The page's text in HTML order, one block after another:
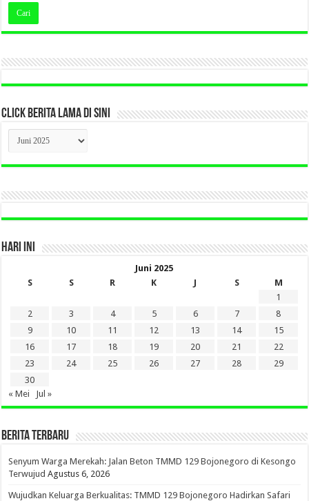
CLICK BERITA LAMA DI SINI
CLICK
BERITA
LAMA
DI
HARI INI
Juni 2025
S
S R K J S
M
1
2
3 4 5 6 7
8
9
10 11 12 13 14
15
16
17 18 19 20 21
22
23
24 25 26 27 28
29
30
« Mei
Jul »
BERITA TERBARU
Senyum Warga Merekah: Jalan Beton TMMD 129 Bojonegoro di Kesongo
Terwujud Agustus 6, 2026
Wujudkan Keluarga Berkualitas: TMMD 129 Bojonegoro Hadirkan Safari